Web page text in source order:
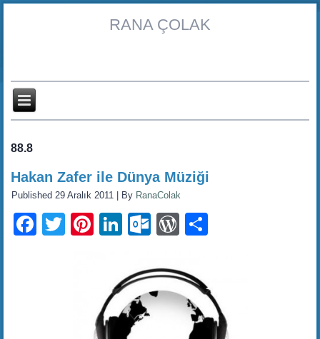
RANA ÇOLAK
88.8
Hakan Zafer ile Dünya Müziği
Published 29 Aralık 2011 By RanaColak
Facebook
TwitterPinterest
LinkedIn
Outlook.com
WordPress